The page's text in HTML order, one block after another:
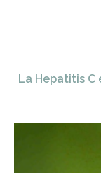
La Hepatitis